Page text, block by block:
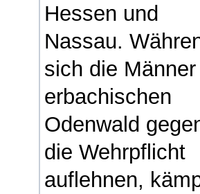
Hessen und
Nassau.
sich die
erbachischen
Odenwald
die Wehrpflicht
auflehnen,